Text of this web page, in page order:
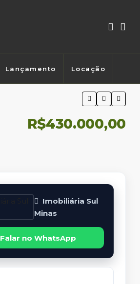
Lançamento Locação
R$430.000,00
Imobiliária Sul
Minas
Falar no WhatsApp